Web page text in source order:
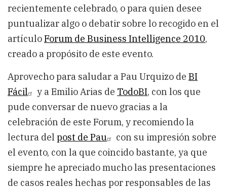
recientemente celebrado, o para quien desee
puntualizar algo o debatir sobre lo recogido en el
artículoForum de Business Intelligence 2010,
creado a propósito de este evento.
Aprovecho para saludar a Pau Urquizo de BI
Fácil
y a Emilio Arias de TodoBI, con los que
pude conversar de nuevo gracias a la
celebración de este Forum, y recomiendo la
lectura del post de Pau
con su impresión sobre
el evento, con la que coincido bastante, ya que
siempre he apreciado mucho las presentaciones
de casos reales hechas por responsables de las